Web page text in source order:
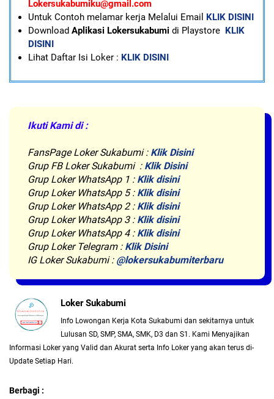
Lokersukabumiku@gmail.com
Untuk Contoh melamar kerja Melalui Email KLIK DISINI
Download Aplikasi Lokersukabumi di Playstore KLIK
DISINI
Lihat Daftar Isi Loker : KLIK DISINI
Ikuti Kami di :
FansPage Loker Sukabumi : Klik Disini
Grup FB Loker Sukabumi : Klik Disini
Grup Loker WhatsApp 1 : Klik disini
Grup Loker WhatsApp 5 : Klik disini
Grup Loker WhatsApp 2 : Klik disini
Grup Loker WhatsApp 3 : Klik disini
Grup Loker WhatsApp 4 : Klik disini
Grup Loker Telegram : Klik Disini
IG Loker Sukabumi : @lokersukabumiterbaru
Loker Sukabumi
Info Lowongan Kerja Kota Sukabumi dan sekitarnya untuk
Lulusan SD, SMP, SMA, SMK, D3 dan S1. Kami Menyajikan
Informasi Loker yang Valid dan Akurat serta Info Loker yang akan terus di-
Update Setiap Hari.
Berbagi :